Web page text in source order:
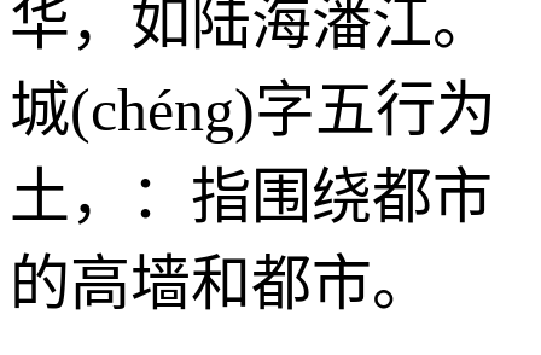
华，如陆海潘江。
城(chéng)字五行为
土，：指围绕都市
的高墙和都市。